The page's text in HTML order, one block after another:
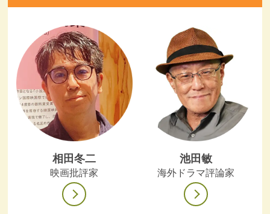
相田冬二
映画批評家
池田敏
海外ドラマ評論家